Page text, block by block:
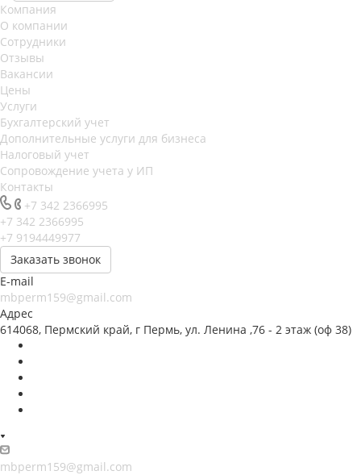
Компания
О компании
Сотрудники
Отзывы
Вакансии
Цены
Услуги
Бухгалтерский учет
Дополнительные услуги для бизнеса
Налоговый учет
Сопровождение учета у ИП
Контакты
+7 342 2366995
+7 342 2366995
+7 9194449977
Заказать звонок
E-mail
mbperm159@gmail.com
Адрес
614068, Пермский край, г Пермь, ул. Ленина ,76 - 2 этаж (оф 38)
mbperm159@gmail.com